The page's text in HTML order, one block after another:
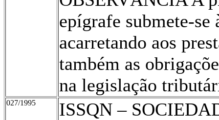
epígrafe submete-
acarretando aos
também as
na legislação
027/1995
ISSQN –